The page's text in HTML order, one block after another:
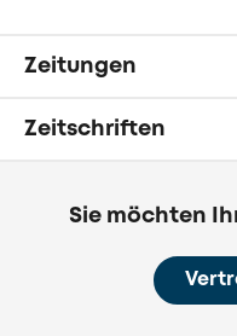
Zeitungen
Zeitschriften
Sie möchten